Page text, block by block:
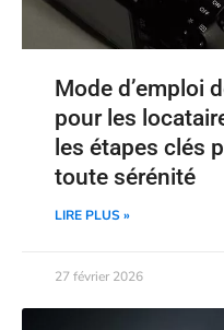
Mode d’emploi
pour les
les étapes clés
toute sérénité
LIRE PLUS »
27 février 2026